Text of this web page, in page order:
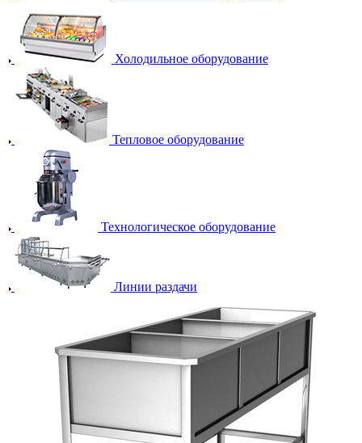
Холодильное оборудование
Тепловое оборудование
Технологическое оборудование
Линии раздачи